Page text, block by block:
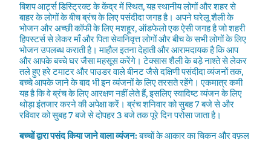
बिशप आर्ट्स डिस्ट्रिक्ट के केंद्र में स्थित, यह स्थानीय लोगों और शहर से
बाहर के लोगों के बीच ब्रंच के लिए पसंदीदा जगह है। अपने घरेलू शैली के
भोजन और अच्छी कॉफी के लिए मशहूर, ऑडफेलो एक ऐसी जगह है जो शहरी
हिपस्टर्स से लेकर माँ और पिता सेवानिवृत्त लोगों और बीच के सभी लोगों के लिए
भोजन उपलब्ध कराती है। माहौल इतना देहाती और आरामदायक है कि आप
और आपके बच्चे घर जैसा महसूस करेंगे। टेक्सास शैली के बड़े नाश्ते से लेकर
तले हुए हरे टमाटर और पाउडर वाले बीनट जैसे दक्षिणी पसंदीदा व्यंजनों तक,
बच्चे आपके जाने के बाद भी इन व्यंजनों के लिए तरसते रहेंगे। एकमात्र कमी
यह है कि वे ब्रंच के लिए आरक्षण नहीं लेते हैं, इसलिए स्वादिष्ट व्यंजन के लिए
थोड़ा इंतजार करने की अपेक्षा करें। ब्रंच शनिवार को सुबह 7 बजे से और
रविवार को सुबह 7 बजे से दोपहर 3 बजे तक पूरे दिन परोसा जाता है।
बच्चों द्वारा पसंद किया जाने वाला व्यंजन:बच्चों के आकार का चिकन और वफ़ल